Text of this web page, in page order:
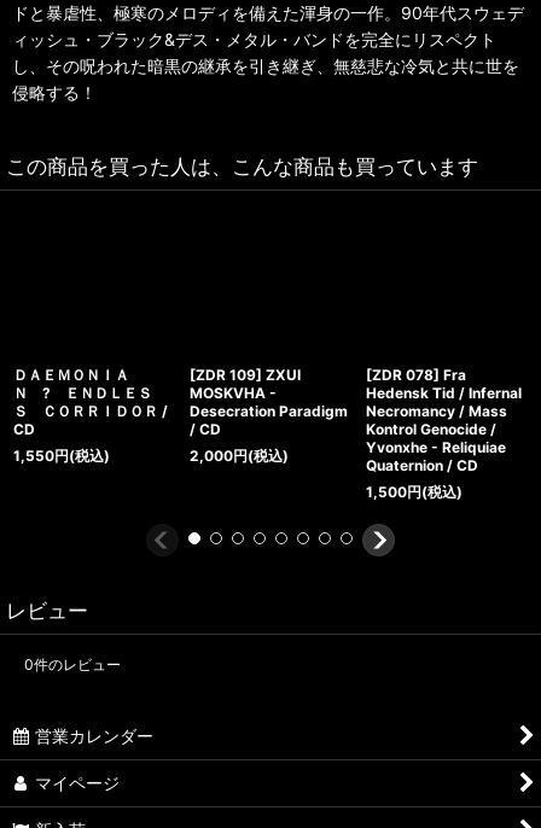
ドと暴虐性、極寒のメロディを備えた渾身の一作。90年代スウェデ
ィッシュ・ブラック&デス・メタル・バンドを完全にリスペクト
し、その呪われた暗黒の継承を引き継ぎ、無慈悲な冷気と共に世を
侵略する！
この商品を買った人は、こんな商品も買っています
ＤＡＥＭＯＮＩＡ
Ｎ ? ＥＮＤＬＥＳ
Ｓ ＣＯＲＲＩＤＯＲ /
CD
1,550円(税込)
[ZDR 109] ZXUI
MOSKVHA -
Desecration Paradigm
/ CD
2,000円(税込)
[ZDR 078] Fra
Hedensk Tid / Infernal
Necromancy / Mass
Kontrol Genocide /
Yvonxhe - Reliquiae
Quaternion / CD
1,500円(税込)
レビュー
0件のレビュー
営業カレンダー
マイページ